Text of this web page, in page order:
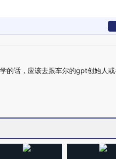
的话，应该去跟车尔的gpt创始人